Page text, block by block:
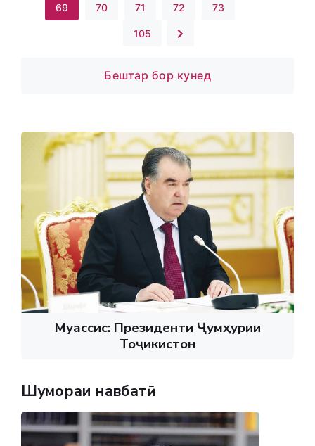
69 70 71 72 73
105
Бештар бор кунед
Муассис: Президенти Ҷумҳурии
Тоҷикистон
Шумораи навбатӣ